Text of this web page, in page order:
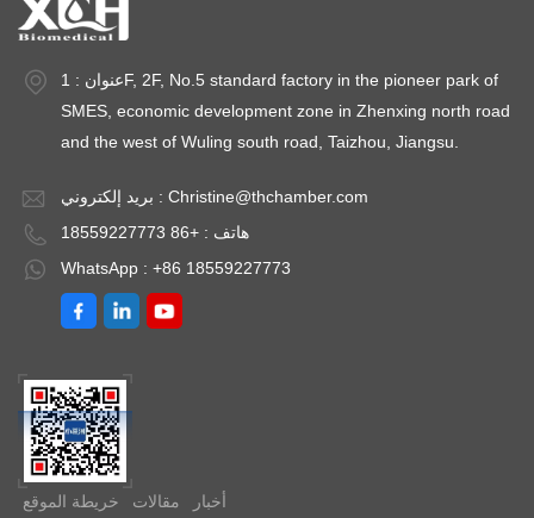
عنوان : 1F, 2F, No.5 standard factory in the pioneer park of
SMES, economic development zone in Zhenxing north road
and the west of Wuling south road, Taizhou, Jiangsu.
بريد إلكتروني : Christine@thchamber.com
هاتف : +86 18559227773
WhatsApp : +86 18559227773
خريطة الموقع مقالات أخبار